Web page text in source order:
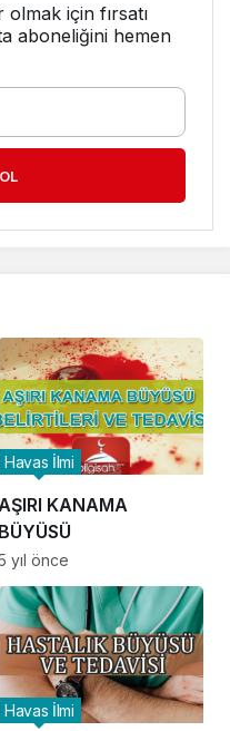
için fırsatı
aboneliğini hemen
KANAMA
BÜYÜSÜ
Havas İlmi
yıl önce
Havas İlmi